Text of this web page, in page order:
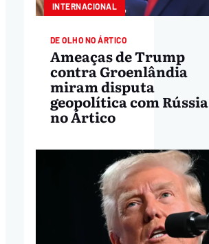
INTERNACIONAL
DE OLHO NO ÁRTICO
Ameaças de Trump
contra Groenlândia
miram disputa
geopolítica com Rússia
no Ártico